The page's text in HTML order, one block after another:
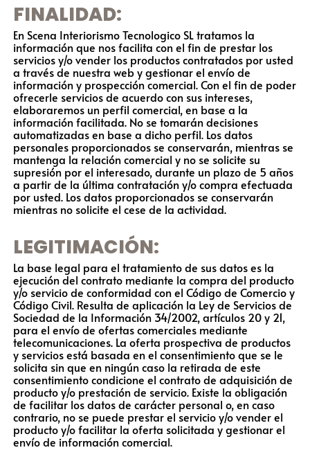
FINALIDAD:
En Scena Interiorismo Tecnologico SL tratamos la
información que nos facilita con el fin de prestar los
servicios y/o vender los productos contratados por usted
a través de nuestra web y gestionar el envío de
información y prospección comercial. Con el fin de poder
ofrecerle servicios de acuerdo con sus intereses,
elaboraremos un perfil comercial, en base a la
información facilitada. No se tomarán decisiones
automatizadas en base a dicho perfil. Los datos
personales proporcionados se conservarán, mientras se
mantenga la relación comercial y no se solicite su
supresión por el interesado, durante un plazo de 5 años
a partir de la última contratación y/o compra efectuada
por usted. Los datos proporcionados se conservarán
mientras no solicite el cese de la actividad.
LEGITIMACIÓN:
La base legal para el tratamiento de sus datos es la
ejecución del contrato mediante la compra del producto
y/o servicio de conformidad con el Código de Comercio y
Código Civil. Resulta de aplicación la Ley de Servicios de
Sociedad de la Información 34/2002, artículos 20 y 21,
para el envío de ofertas comerciales mediante
telecomunicaciones. La oferta prospectiva de productos
y servicios está basada en el consentimiento que se le
solicita sin que en ningún caso la retirada de este
consentimiento condicione el contrato de adquisición de
producto y/o prestación de servicio. Existe la obligación
de facilitar los datos de carácter personal o, en caso
contrario, no se puede prestar el servicio y/o vender el
producto y/o facilitar la oferta solicitada y gestionar el
envío de información comercial.